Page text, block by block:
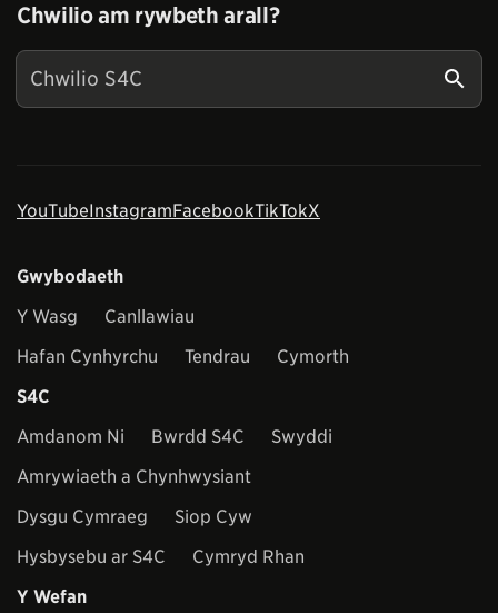
Chwilio am rywbeth arall?
YouTubeInstagramFacebookTikTokX
Gwybodaeth
Y Wasg
Canllawiau
Hafan Cynhyrchu
Tendrau
Cymorth
S4C
Amdanom Ni
Bwrdd S4C
Swyddi
Amrywiaeth a Chynhwysiant
Dysgu Cymraeg
Siop Cyw
Hysbysebu ar S4C
Cymryd Rhan
Y Wefan